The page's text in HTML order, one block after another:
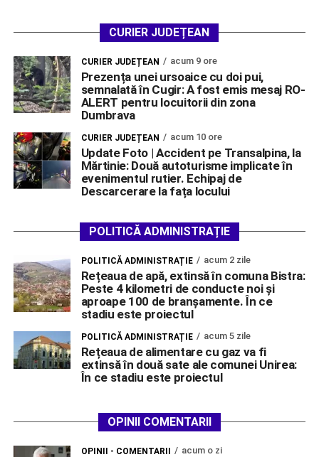
CURIER JUDEȚEAN
CURIER JUDEȚEAN acum 9 ore
Prezența unei ursoaice cu doi pui,
semnalată în Cugir: A fost emis mesaj RO-
ALERT pentru locuitorii din zona
Dumbrava
CURIER JUDEȚEAN acum 10 ore
Update Foto | Accident pe Transalpina, la
Mărtinie: Două autoturisme implicate în
evenimentul rutier. Echipaj de
Descarcerare la fața locului
POLITICĂ ADMINISTRAȚIE
POLITICĂ ADMINISTRAȚIE acum 2 zile
Rețeaua de apă, extinsă în comuna Bistra:
Peste 4 kilometri de conducte noi și
aproape 100 de branșamente. În ce
stadiu este proiectul
POLITICĂ ADMINISTRAȚIE acum 5 zile
Rețeaua de alimentare cu gaz va fi
extinsă în două sate ale comunei Unirea:
În ce stadiu este proiectul
OPINII COMENTARII
OPINII - COMENTARII acum o zi